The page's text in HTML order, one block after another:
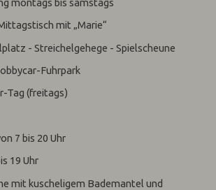
mit „Marie“
- Streichelgehege - Spielscheune
Fuhrpark
Tag (freitags)
7 bis 20 Uhr
19 Uhr
mit kuscheligem Bademantel und